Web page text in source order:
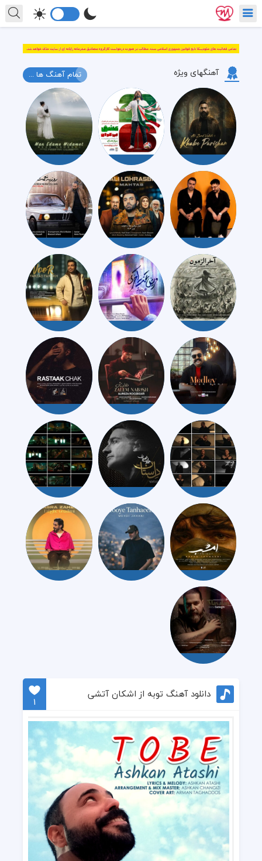
آهنگهای ویژه تمام آهنگ ها ...
دانلود آهنگ توبه از اشکان آتشی
1